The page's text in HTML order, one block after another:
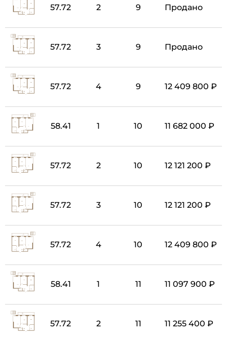
57.72 2 9 Продано
57.72 3 9 Продано
57.72 4 9 12 409 800 ₽
58.41 1 10 11 682 000 ₽
57.72 2 10 12 121 200 ₽
57.72 3 10 12 121 200 ₽
57.72 4 10 12 409 800 ₽
58.41 1 11 11 097 900 ₽
57.72 2 11 11 255 400 ₽